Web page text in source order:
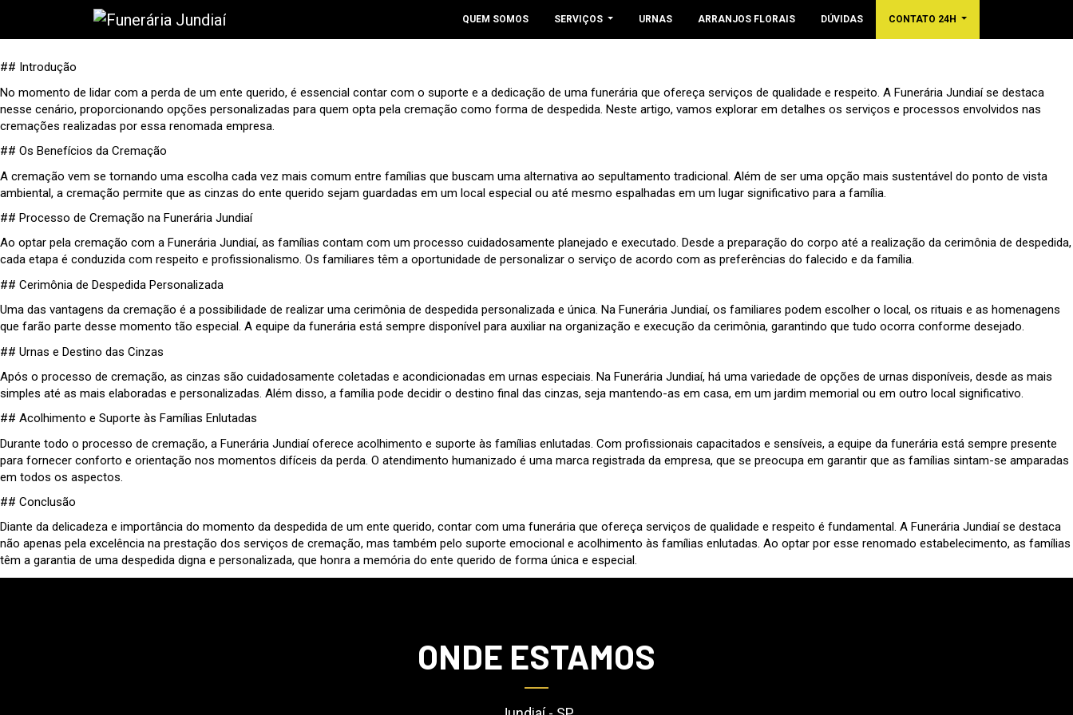
QUEM SOMOS SERVIÇOS URNAS ARRANJOS FLORAIS DÚVIDAS CONTATO 24H
## Introdução
No momento de lidar com a perda de um ente querido, é essencial contar com o suporte e a dedicação de uma funerária que ofereça serviços de qualidade e respeito. A Funerária Jundiaí se destaca
nesse cenário, proporcionando opções personalizadas para quem opta pela cremação como forma de despedida. Neste artigo, vamos explorar em detalhes os serviços e processos envolvidos nas
cremações realizadas por essa renomada empresa.
## Os Benefícios da Cremação
A cremação vem se tornando uma escolha cada vez mais comum entre famílias que buscam uma alternativa ao sepultamento tradicional. Além de ser uma opção mais sustentável do ponto de vista
ambiental, a cremação permite que as cinzas do ente querido sejam guardadas em um local especial ou até mesmo espalhadas em um lugar significativo para a família.
## Processo de Cremação na Funerária Jundiaí
Ao optar pela cremação com a Funerária Jundiaí, as famílias contam com um processo cuidadosamente planejado e executado. Desde a preparação do corpo até a realização da cerimônia de despedida,
cada etapa é conduzida com respeito e profissionalismo. Os familiares têm a oportunidade de personalizar o serviço de acordo com as preferências do falecido e da família.
## Cerimônia de Despedida Personalizada
Uma das vantagens da cremação é a possibilidade de realizar uma cerimônia de despedida personalizada e única. Na Funerária Jundiaí, os familiares podem escolher o local, os rituais e as homenagens
que farão parte desse momento tão especial. A equipe da funerária está sempre disponível para auxiliar na organização e execução da cerimônia, garantindo que tudo ocorra conforme desejado.
## Urnas e Destino das Cinzas
Após o processo de cremação, as cinzas são cuidadosamente coletadas e acondicionadas em urnas especiais. Na Funerária Jundiaí, há uma variedade de opções de urnas disponíveis, desde as mais
simples até as mais elaboradas e personalizadas. Além disso, a família pode decidir o destino final das cinzas, seja mantendo-as em casa, em um jardim memorial ou em outro local significativo.
## Acolhimento e Suporte às Famílias Enlutadas
Durante todo o processo de cremação, a Funerária Jundiaí oferece acolhimento e suporte às famílias enlutadas. Com profissionais capacitados e sensíveis, a equipe da funerária está sempre presente
para fornecer conforto e orientação nos momentos difíceis da perda. O atendimento humanizado é uma marca registrada da empresa, que se preocupa em garantir que as famílias sintam-se amparadas
em todos os aspectos.
## Conclusão
Diante da delicadeza e importância do momento da despedida de um ente querido, contar com uma funerária que ofereça serviços de qualidade e respeito é fundamental. A Funerária Jundiaí se destaca
não apenas pela excelência na prestação dos serviços de cremação, mas também pelo suporte emocional e acolhimento às famílias enlutadas. Ao optar por esse renomado estabelecimento, as famílias
têm a garantia de uma despedida digna e personalizada, que honra a memória do ente querido de forma única e especial.
ONDE ESTAMOS